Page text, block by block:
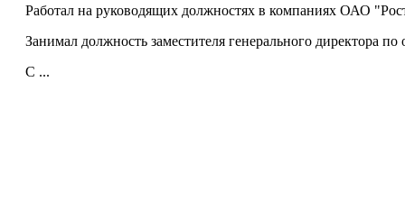
Работал на руководящих должностях в компаниях ОАО
Занимал должность заместителя генерального директора
С ...